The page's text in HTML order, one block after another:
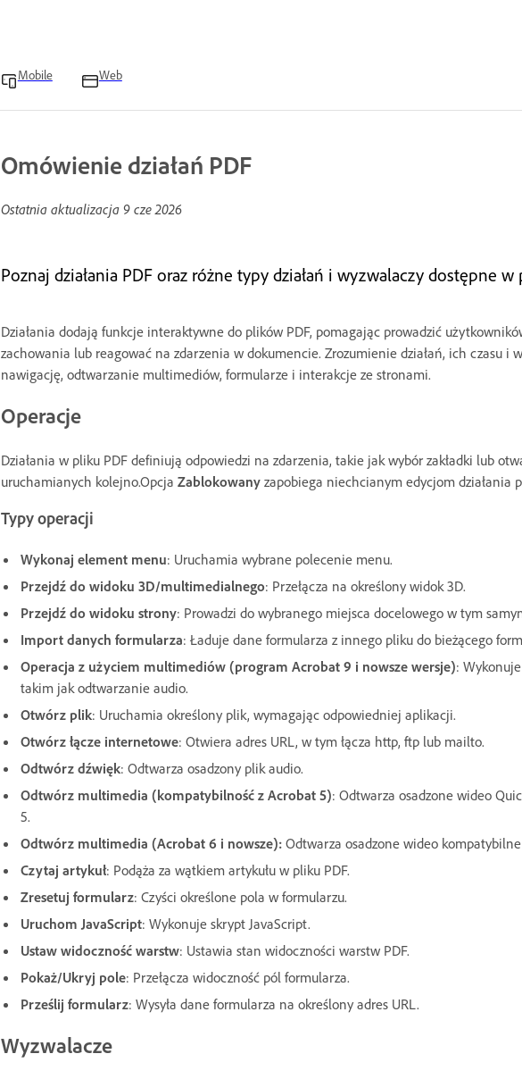
Mobile Web
Omówienie działań PDF
Ostatnia aktualizacja 9 cze 2026
Poznaj działania PDF oraz różne typy działań i wyzwalaczy dostępne
Działania dodają funkcje interaktywne do plików PDF, pomagając prowadzić
zachowania lub reagować na zdarzenia w dokumencie. Zrozumienie działań, ich czasu i
nawigację, odtwarzanie multimediów, formularze i interakcje ze stronami.
Operacje
Działania w pliku PDF definiują odpowiedzi na zdarzenia, takie jak wybór zakładki lub
uruchamianych kolejno.Opcja Zablokowany zapobiega niechcianym edycjom działania
Typy operacji
Wykonaj element menu: Uruchamia wybrane polecenie menu.
Przejdź do widoku 3D/multimedialnego: Przełącza na określony widok 3D.
Przejdź do widoku strony: Prowadzi do wybranego miejsca docelowego w tym
Import danych formularza: Ładuje dane formularza z innego pliku do bieżącego
Operacja z użyciem multimediów (program Acrobat 9 i nowsze wersje):
takim jak odtwarzanie audio.
Otwórz plik: Uruchamia określony plik, wymagając odpowiedniej aplikacji.
Otwórz łącze internetowe: Otwiera adres URL, w tym łącza http, ftp lub mailto.
Odtwórz dźwięk: Odtwarza osadzony plik audio.
Odtwórz multimedia (kompatybilność z Acrobat 5): Odtwarza osadzone wideo
5.
Odtwórz multimedia (Acrobat 6 i nowsze): Odtwarza osadzone wideo
Czytaj artykuł: Podąża za wątkiem artykułu w pliku PDF.
Zresetuj formularz: Czyści określone pola w formularzu.
Uruchom JavaScript: Wykonuje skrypt JavaScript.
Ustaw widoczność warstw: Ustawia stan widoczności warstw PDF.
Pokaż/Ukryj pole: Przełącza widoczność pól formularza.
Prześlij formularz: Wysyła dane formularza na określony adres URL.
Wyzwalacze